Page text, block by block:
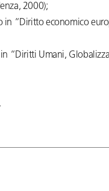
2000);
in “Diritto economico
“Diritti Umani,